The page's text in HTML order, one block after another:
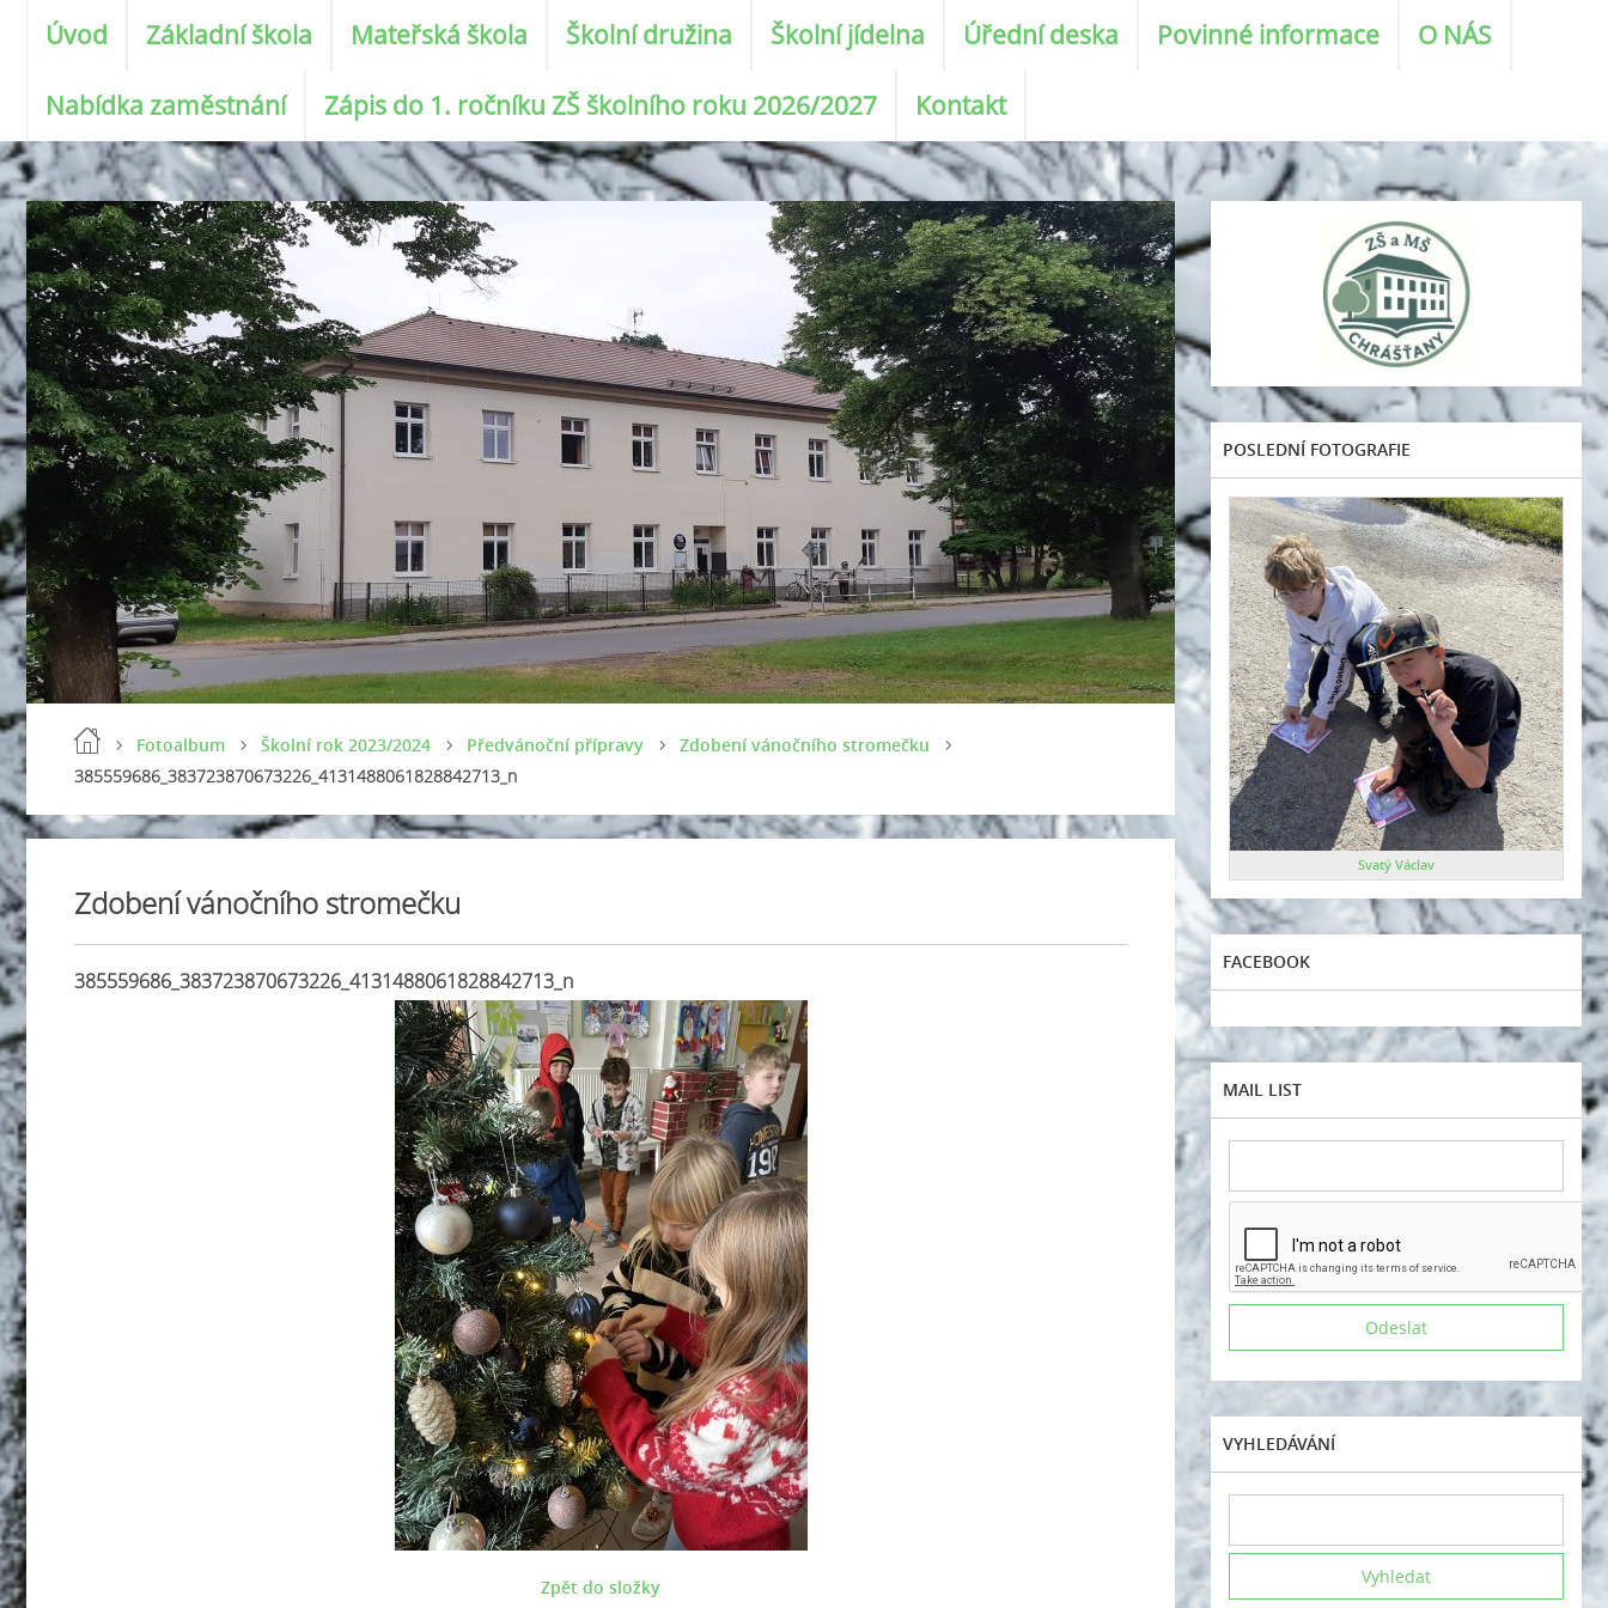
Úvod Základní škola Mateřská škola Školní družina Školní jídelna Úřední deska Povinné informace O NÁS
Nabídka zaměstnání Zápis do 1. ročníku ZŠ školního roku 2026/2027 Kontakt
Fotoalbum Školní rok 2023/2024 Předvánoční přípravy
Zdobení vánočního stromečku
385559686_383723870673226_4131488061828842713_n
Zdobení vánočního stromečku
385559686_383723870673226_4131488061828842713_n
Zpět do složky
POSLEDNÍ FOTOGRAFIE
Svatý Václav
FACEBOOK
MAIL LIST
VYHLEDÁVÁNÍ